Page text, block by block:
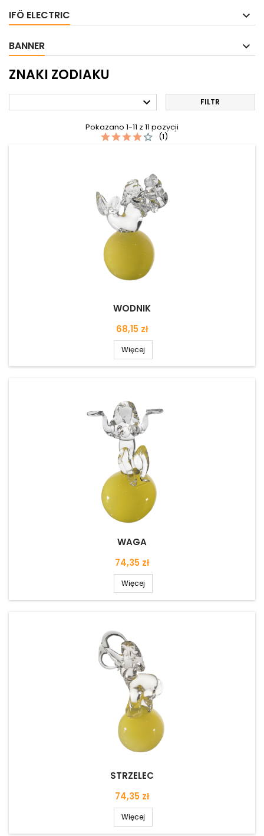
IFÖ ELECTRIC
BANNER
ZNAKI ZODIAKU
 FILTR
Pokazano 1-11 z 11 pozycji
WODNIK
(1)
Cena
68,15 zł
Więcej
WAGA
Cena
74,35 zł
Więcej
STRZELEC
Cena
74,35 zł
Więcej